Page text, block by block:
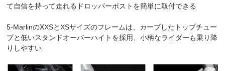
て自信を持って走れるドロッパーポストを簡単に取付できる
5-MarlinのXXSとXSサイズのフレームは、カーブしたトップチュー
ブと低いスタンドオーバーハイトを採用、小柄なライダーも乗り降
りしやすい